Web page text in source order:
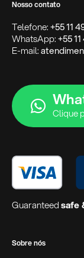
Nosso contato
Telefone:+55 11
WhatsApp:+55
E-mail:
Clique
Guaranteedsafe
Sobre nós